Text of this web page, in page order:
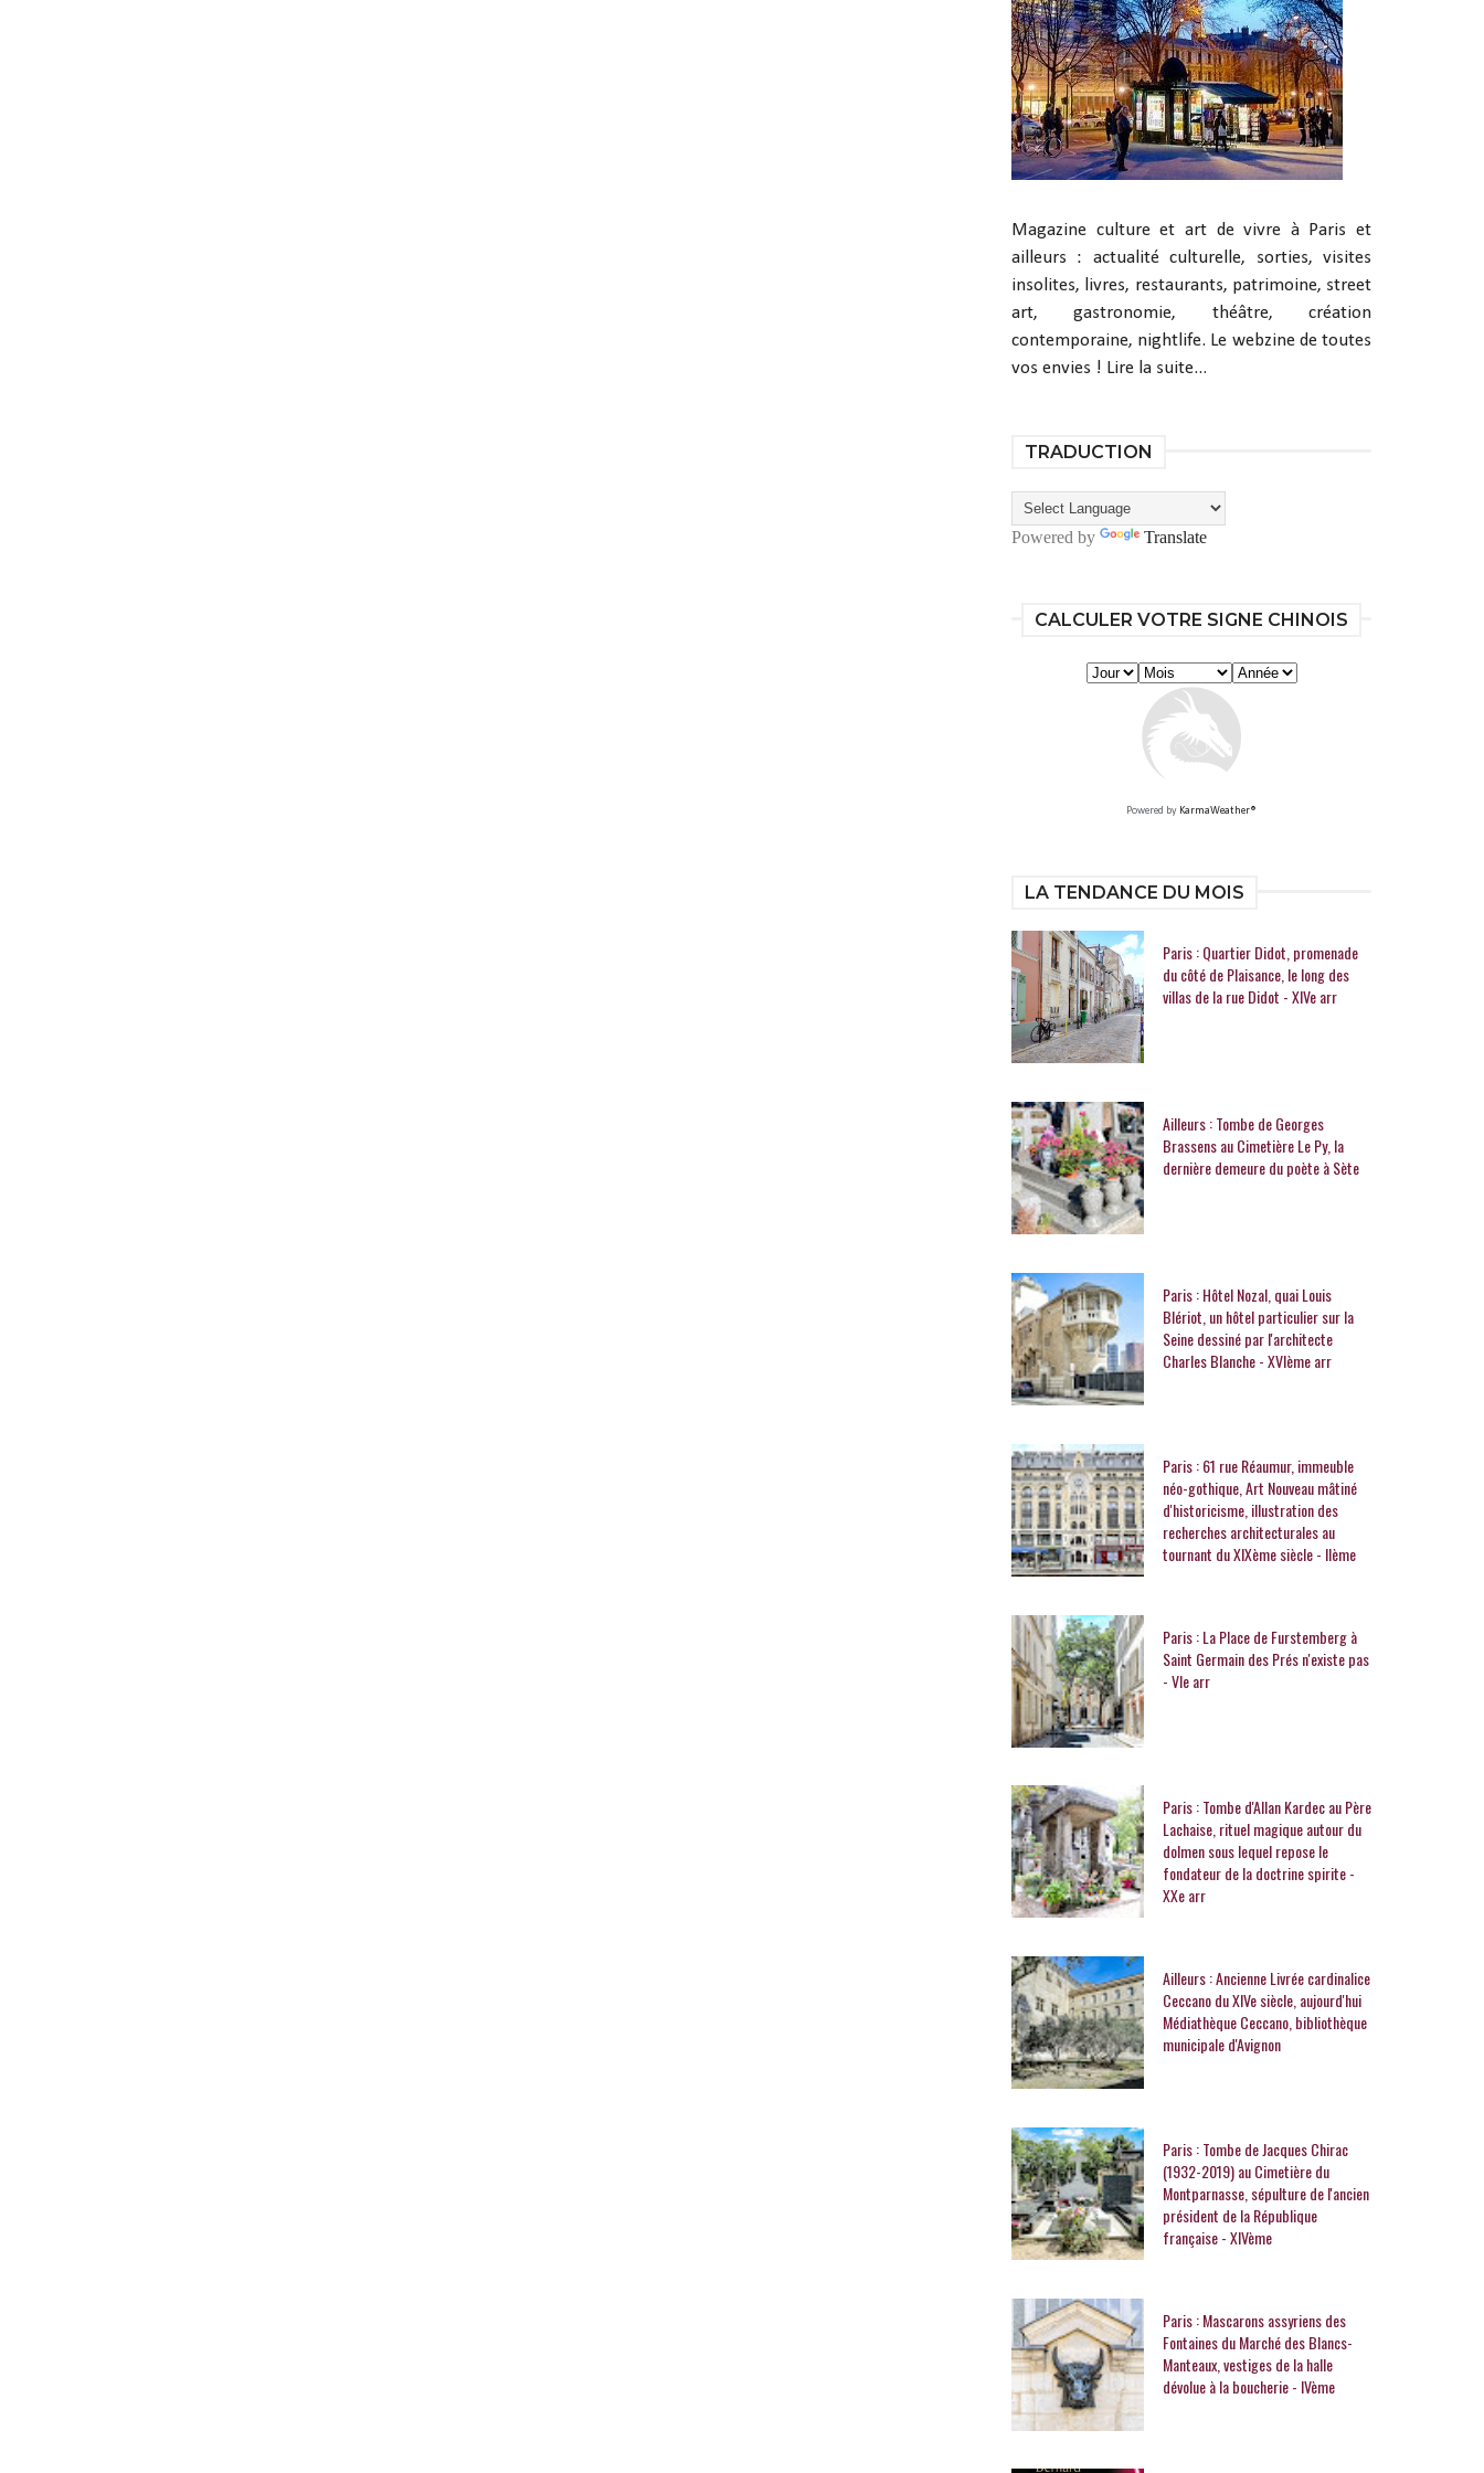
Magazine culture et art de vivre à Paris et
ailleurs : actualité culturelle, sorties, visites
insolites, livres, restaurants, patrimoine, street
art, gastronomie, théâtre, création
contemporaine, nightlife. Le webzine de toutes
vos envies ! Lire la suite...
TRADUCTION
Powered by Translate
CALCULER VOTRE SIGNE CHINOIS
Powered by KarmaWeather®
LA TENDANCE DU MOIS
Paris : Quartier Didot, promenade
du côté de Plaisance, le long des
villas de la rue Didot - XIVe arr
Ailleurs : Tombe de Georges
Brassens au Cimetière Le Py, la
dernière demeure du poète à Sète
Paris : Hôtel Nozal, quai Louis
Blériot, un hôtel particulier sur la
Seine dessiné par l'architecte
Charles Blanche - XVIème arr
Paris : 61 rue Réaumur, immeuble
néo-gothique, Art Nouveau mâtiné
d'historicisme, illustration des
recherches architecturales au
tournant du XIXème siècle - IIème
Paris : La Place de Furstemberg à
Saint Germain des Prés n'existe pas
- VIe arr
Paris : Tombe d'Allan Kardec au Père
Lachaise, rituel magique autour du
dolmen sous lequel repose le
fondateur de la doctrine spirite -
XXe arr
Ailleurs : Ancienne Livrée cardinalice
Ceccano du XIVe siècle, aujourd'hui
Médiathèque Ceccano, bibliothèque
municipale d'Avignon
Paris : Tombe de Jacques Chirac
(1932-2019) au Cimetière du
Montparnasse, sépulture de l'ancien
président de la République
française - XIVème
Paris : Mascarons assyriens des
Fontaines du Marché des Blancs-
Manteaux, vestiges de la halle
dévolue à la boucherie - IVème